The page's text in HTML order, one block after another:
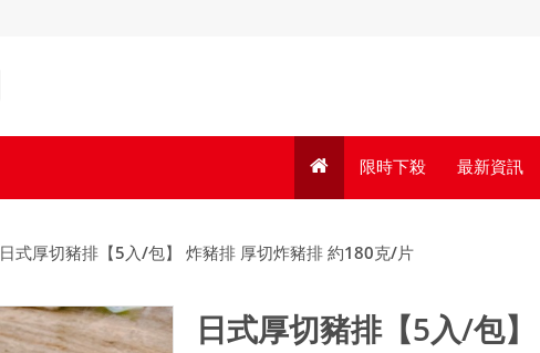
限時下殺 最新資訊
日式厚切豬排【5入/包】 炸豬排 厚切炸豬排 約180克/片
日式厚切豬排【5入/包